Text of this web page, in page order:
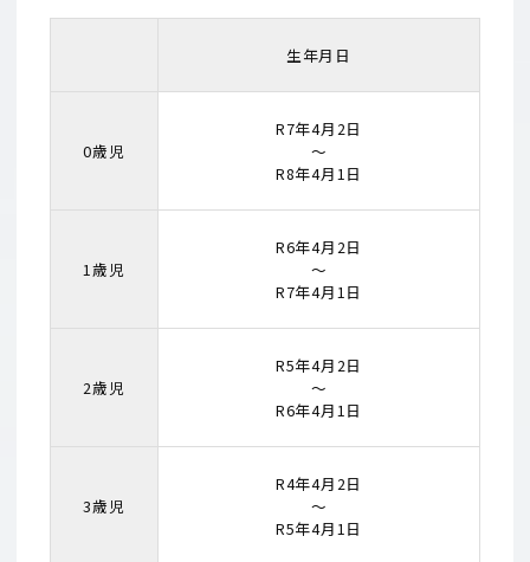
生年月日
0歳児
R7年4月2日
〜
R8年4月1日
1歳児
R6年4月2日
〜
R7年4月1日
2歳児
R5年4月2日
〜
R6年4月1日
3歳児
R4年4月2日
〜
R5年4月1日